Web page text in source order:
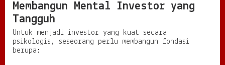
Membangun Mental Investor yang
Tangguh
Untuk menjadi investor yang kuat secara
psikologis, seseorang perlu membangun fondasi
berupa: